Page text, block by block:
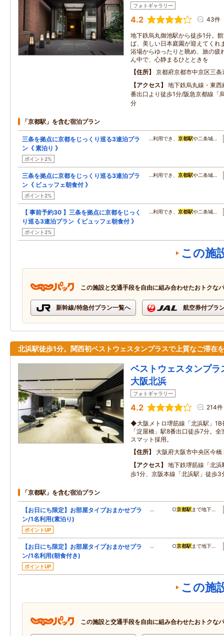
フォトギャラリー
4.2 43件
地下鉄烏丸御池駅から徒歩1分。
ば、美しい日本庭園が迎えてくれ
浴場からゆったりと眺め、旅の疲
ん中で、心静まるひとときを
住所
京都府京都市中京区三
アクセス
地下鉄烏丸線・東
番出口より徒歩1分/阪急京都線「
分
「京都駅」を含む宿泊プラン
三条を拠点に京都をじっくり巡る3連泊プラ
ン《 素泊り 》
ポイント2%
…利用でき、 京都駅や二条城…
三条を拠点に京都をじっくり巡る3連泊プラ
ン《 ビュッフェ朝食付 》
ポイント2%
…利用でき、 京都駅や二条城…
【 事前予約30 】三条を拠点に京都をじっく
り巡る3連泊プラン《 ビュッフェ朝食付 》
ポイント2%
…利用でき、 京都駅や二条城…
この施
この施設と交通手段を自由に組み合わせたおトクな
新幹線/特急付プラン一覧へ 航空券付プラ
北浜駅徒歩1分。関西初ベストウェスタンプラスで上質なご滞在
ベストウェスタンプラ
大阪北浜
フォトギャラリー
4.2 214件
◆大阪メトロ堺筋線「北浜駅」1B
「淀屋橋」駅8番出口徒歩7分。
スマット採用。
住所
大阪府大阪市中央区今橋
アクセス
地下鉄堺筋線「北
歩1分、京阪本線「北浜駅」徒歩3
「京都駅」を含む宿泊プラン
【お日にち限定】お部屋タイプおまかせプラ
ン/1名利用(素泊り)
ポイントUP
… ○京都駅まで地下…
【お日にち限定】お部屋タイプおまかせプラ
ン/1名利用(朝食付き)
ポイントUP
… ○京都駅まで地下…
この施
この施設と交通手段を自由に組み合わせたおトクな